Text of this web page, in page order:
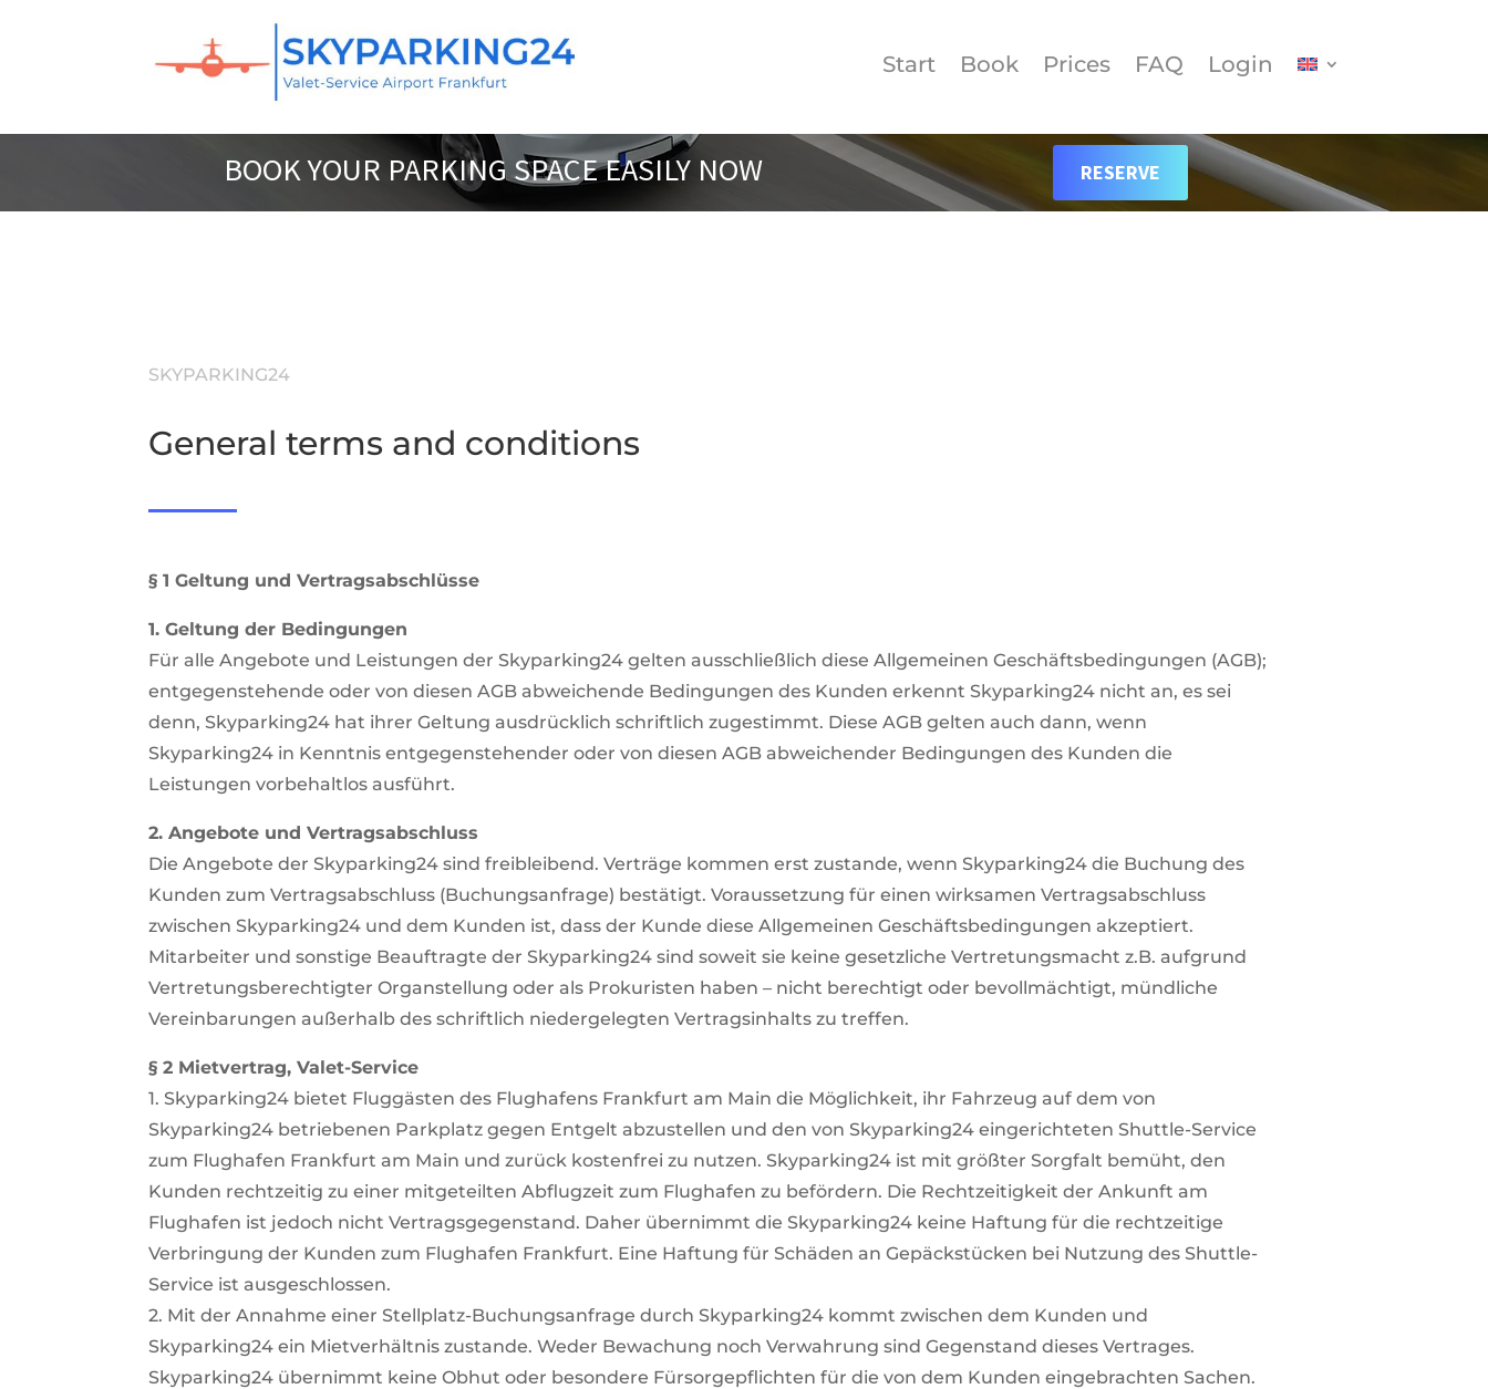
Start Book Prices FAQ Login
BOOK YOUR PARKING SPACE EASILY NOW RESERVE
SKYPARKING24
General terms and conditions
§ 1 Geltung und Vertragsabschlüsse
1. Geltung der Bedingungen
Für alle Angebote und Leistungen der Skyparking24 gelten ausschließlich diese Allgemeinen Geschäftsbedingungen (AGB);
entgegenstehende oder von diesen AGB abweichende Bedingungen des Kunden erkennt Skyparking24 nicht an, es sei
denn, Skyparking24 hat ihrer Geltung ausdrücklich schriftlich zugestimmt. Diese AGB gelten auch dann, wenn
Skyparking24 in Kenntnis entgegenstehender oder von diesen AGB abweichender Bedingungen des Kunden die
Leistungen vorbehaltlos ausführt.
2. Angebote und Vertragsabschluss
Die Angebote der Skyparking24 sind freibleibend. Verträge kommen erst zustande, wenn Skyparking24 die Buchung des
Kunden zum Vertragsabschluss (Buchungsanfrage) bestätigt. Voraussetzung für einen wirksamen Vertragsabschluss
zwischen Skyparking24 und dem Kunden ist, dass der Kunde diese Allgemeinen Geschäftsbedingungen akzeptiert.
Mitarbeiter und sonstige Beauftragte der Skyparking24 sind soweit sie keine gesetzliche Vertretungsmacht z.B. aufgrund
Vertretungsberechtigter Organstellung oder als Prokuristen haben – nicht berechtigt oder bevollmächtigt, mündliche
Vereinbarungen außerhalb des schriftlich niedergelegten Vertragsinhalts zu treffen.
§ 2 Mietvertrag, Valet-Service
1. Skyparking24 bietet Fluggästen des Flughafens Frankfurt am Main die Möglichkeit, ihr Fahrzeug auf dem von
Skyparking24 betriebenen Parkplatz gegen Entgelt abzustellen und den von Skyparking24 eingerichteten Shuttle-Service
zum Flughafen Frankfurt am Main und zurück kostenfrei zu nutzen. Skyparking24 ist mit größter Sorgfalt bemüht, den
Kunden rechtzeitig zu einer mitgeteilten Abflugzeit zum Flughafen zu befördern. Die Rechtzeitigkeit der Ankunft am
Flughafen ist jedoch nicht Vertragsgegenstand. Daher übernimmt die Skyparking24 keine Haftung für die rechtzeitige
Verbringung der Kunden zum Flughafen Frankfurt. Eine Haftung für Schäden an Gepäckstücken bei Nutzung des Shuttle-
Service ist ausgeschlossen.
2. Mit der Annahme einer Stellplatz-Buchungsanfrage durch Skyparking24 kommt zwischen dem Kunden und
Skyparking24 ein Mietverhältnis zustande. Weder Bewachung noch Verwahrung sind Gegenstand dieses Vertrages.
Skyparking24 übernimmt keine Obhut oder besondere Fürsorgepflichten für die von dem Kunden eingebrachten Sachen.